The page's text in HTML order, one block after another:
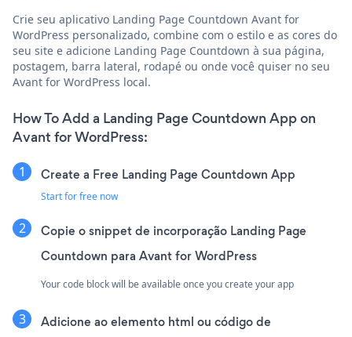
Crie seu aplicativo Landing Page Countdown Avant for
WordPress personalizado, combine com o estilo e as cores do
seu site e adicione Landing Page Countdown à sua página,
postagem, barra lateral, rodapé ou onde você quiser no seu
Avant for WordPress local.
How To Add a Landing Page Countdown App on
Avant for WordPress:
Create a Free Landing Page Countdown App
Start for free now
Copie o snippet de incorporação Landing Page
Countdown para Avant for WordPress
Your code block will be available once you create your app
Adicione ao elemento html ou código de